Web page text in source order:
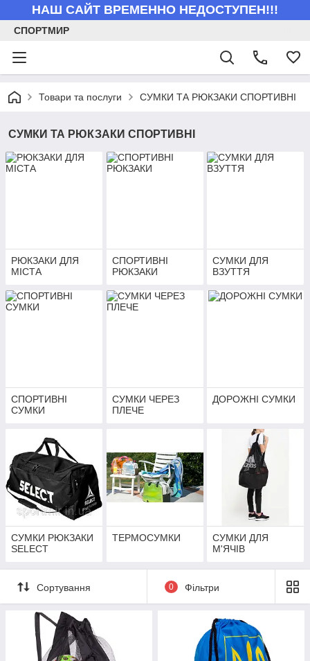
НАШ САЙТ ВРЕМЕННО НЕДОСТУПЕН!!!
СПОРТМИР
Товари та послуги СУМКИ ТА РЮКЗАКИ СПОРТИВНІ
СУМКИ ТА РЮКЗАКИ СПОРТИВНІ
РЮКЗАКИ ДЛЯ
МІСТА
СПОРТИВНІ
РЮКЗАКИ
СУМКИ ДЛЯ
ВЗУТТЯ
СПОРТИВНІ
СУМКИ
СУМКИ ЧЕРЕЗ
ПЛЕЧЕ
ДОРОЖНІ СУМКИ
СУМКИ РЮКЗАКИ
SELECT
ТЕРМОСУМКИ
СУМКИ ДЛЯ
М'ЯЧІВ
Сортування 0 Фільтри